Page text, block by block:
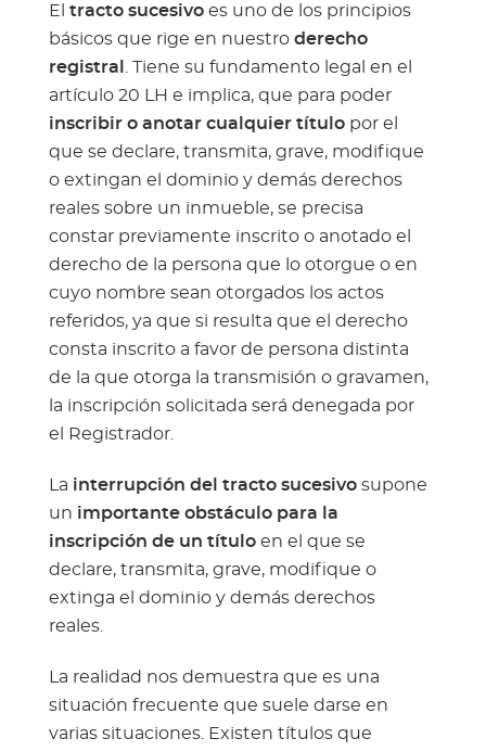
El tracto sucesivoes uno de los principios
básicos que rige en nuestro derecho
registral
. Tiene su fundamento legal en el
artículo 20 LH e implica, que para poder
inscribir o anotar cualquier títulopor el
que se declare, transmita, grave, modifique
o extingan el dominio y demás derechos
reales sobre un inmueble, se precisa
constar previamente inscrito o anotado el
derecho de la persona que lo otorgue o en
cuyo nombre sean otorgados los actos
referidos, ya que si resulta que el derecho
consta inscrito a favor de persona distinta
de la que otorga la transmisión o gravamen,
la inscripción solicitada será denegada por
el Registrador.
La interrupción del tracto sucesivosupone
un importante obstáculo para la
inscripción de un títuloen el que se
declare, transmita, grave, modifique o
extinga el dominio y demás derechos
reales.
La realidad nos demuestra que es una
situación frecuente que suele darse en
varias situaciones. Existen títulos que